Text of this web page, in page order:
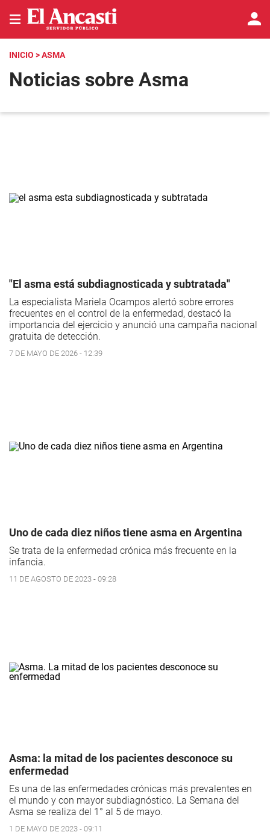
INICIO > ASMA
Noticias sobre Asma
"El asma está subdiagnosticada y subtratada"
La especialista Mariela Ocampos alertó sobre errores
frecuentes en el control de la enfermedad, destacó la
importancia del ejercicio y anunció una campaña nacional
gratuita de detección.
7 DE MAYO DE 2026 - 12:39
Uno de cada diez niños tiene asma en Argentina
Se trata de la enfermedad crónica más frecuente en la
infancia.
11 DE AGOSTO DE 2023 - 09:28
Asma: la mitad de los pacientes desconoce su
enfermedad
Es una de las enfermedades crónicas más prevalentes en
el mundo y con mayor subdiagnóstico. La Semana del
Asma se realiza del 1° al 5 de mayo.
1 DE MAYO DE 2023 - 09:11